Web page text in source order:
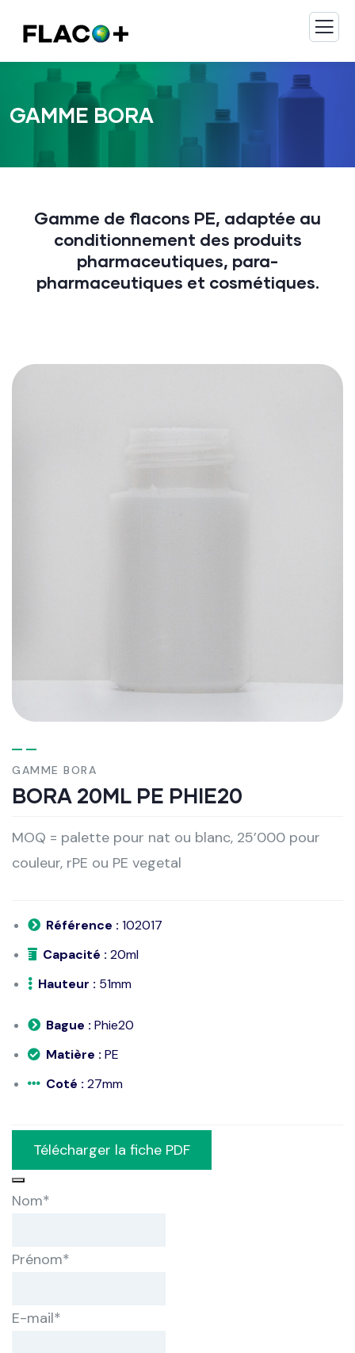
GAMME BORA
Gamme de flacons PE, adaptée au
conditionnement des produits
pharmaceutiques, para-
pharmaceutiques et cosmétiques.
GAMME BORA
BORA 20ML PE PHIE20
MOQ = palette pour nat ou blanc, 25’000 pour
couleur, rPE ou PE vegetal
Référence : 102017
Capacité : 20ml
Hauteur : 51mm
Bague : Phie20
Matière : PE
Coté : 27mm
Télécharger la fiche PDF
Nom*
Prénom*
E-mail*